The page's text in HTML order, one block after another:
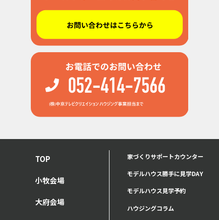
TOP
小牧会場
大府会場
家づくりサポートカウンター
モデルハウス勝手に見学DAY
モデルハウス見学予約
ハウジングコラム